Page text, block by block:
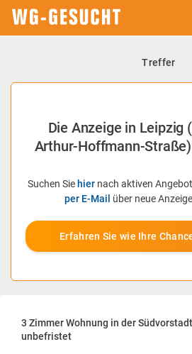
Treffer
Die Anzeige in Leipzig
Arthur-Hoffmann-
Suchen Sie hiernach aktiven
per E-Mail über neue
Erfahren Sie wie Ihre
3 Zimmer Wohnung in der
unbefristet